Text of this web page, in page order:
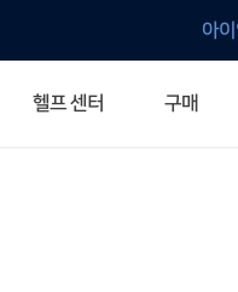
아
헬프 센터 구매